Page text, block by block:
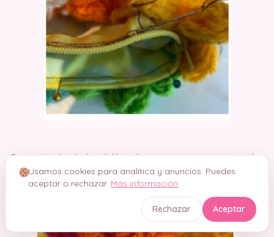
Continúa alrededor del borde superior para asegurarlo.
Usamos cookies para analítica y anuncios. Puedes
aceptar o rechazar. Más información
Rechazar Aceptar